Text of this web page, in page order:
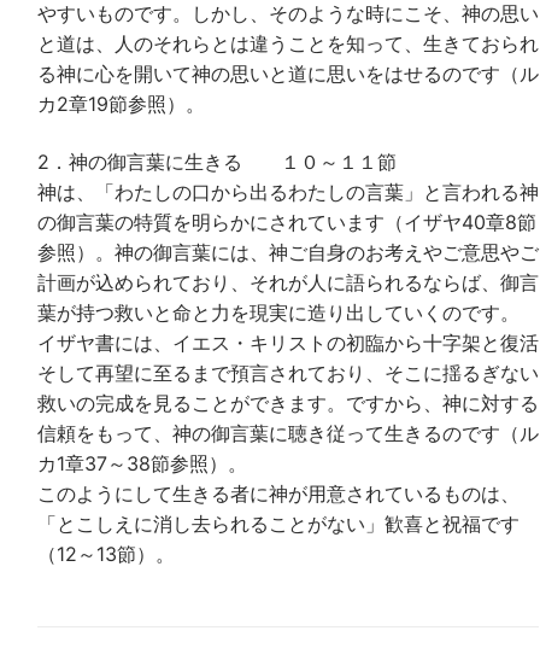
やすいものです。しかし、そのような時にこそ、神の思い
と道は、人のそれらとは違うことを知って、生きておられ
る神に心を開いて神の思いと道に思いをはせるのです（ル
カ2章19節参照）。
2．神の御言葉に生きる １０～１１節
神は、「わたしの口から出るわたしの言葉」と言われる神
の御言葉の特質を明らかにされています（イザヤ40章8節
参照）。神の御言葉には、神ご自身のお考えやご意思やご
計画が込められており、それが人に語られるならば、御言
葉が持つ救いと命と力を現実に造り出していくのです。
イザヤ書には、イエス・キリストの初臨から十字架と復活
そして再望に至るまで預言されており、そこに揺るぎない
救いの完成を見ることができます。ですから、神に対する
信頼をもって、神の御言葉に聴き従って生きるのです（ル
カ1章37～38節参照）。
このようにして生きる者に神が用意されているものは、
「とこしえに消し去られることがない」歓喜と祝福です
（12～13節）。